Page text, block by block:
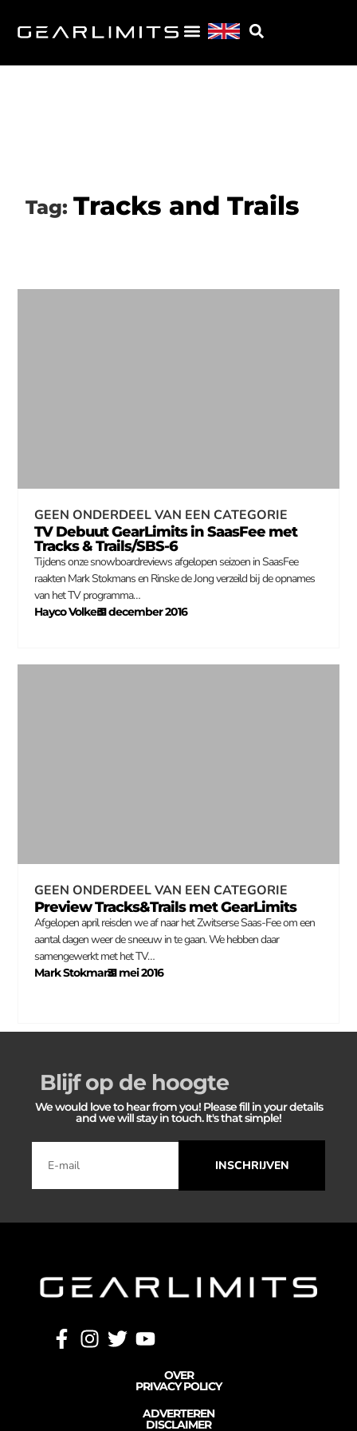
Tag:Tracks and Trails
GEEN ONDERDEEL VAN EEN CATEGORIE
TV Debuut GearLimits in SaasFee met
Tracks & Trails/SBS-6
Tijdens onze snowboardreviews afgelopen seizoen in SaasFee
raakten Mark Stokmans en Rinske de Jong verzeild bij de opnames
van het TV programma…
Hayco Volkers
–
31 december 2016
GEEN ONDERDEEL VAN EEN CATEGORIE
Preview Tracks&Trails met GearLimits
Afgelopen april reisden we af naar het Zwitserse Saas-Fee om een
aantal dagen weer de sneeuw in te gaan. We hebben daar
samengewerkt met het TV…
Mark Stokmans
–
31 mei 2016
Blijf op de hoogte
We would love to hear from you! Please fill in your details
and we will stay in touch. It's that simple!
INSCHRIJVEN
OVER
PRIVACY POLICY
ADVERTEREN
DISCLAIMER